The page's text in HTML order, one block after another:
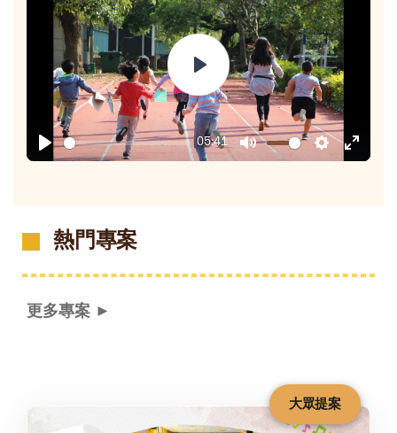
Play
05:41
Mute Settings
Enter
Play
熱門專案
更多專案 ►
大眾提案